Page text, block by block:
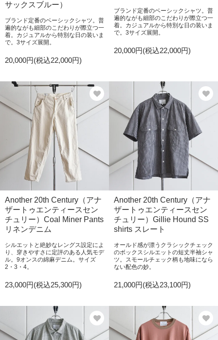
サックスブルー）
ブランド定番のベーシックシャツ。普
遍的ながも細部のこだわりが際立つ一
着。カジュアルから特別な日の装いま
で。3サイズ展開。
20,000円(税込22,000円)
ブランド定番のベーシックシャツ。普
遍的ながも細部のこだわりが際立つ一
着。カジュアルから特別な日の装いま
で。3サイズ展開。
20,000円(税込22,000円)
Another 20th Century（アナ
ザートゥエンティースセン
チュリー）Coal Miner Pants
リネンデニム
シルエットと絶妙なレングス設定によ
り、穿きやすさに定評のある人気モデ
ル。9オンスの綿麻デニム。サイズ
2・3・4。
23,000円(税込25,300円)
Another 20th Century（アナ
ザートゥエンティースセン
チュリー）Gillie Hound SS
shirts スレート
オールド感が漂うクラシックチェック
のボックスシルエットの短丈半袖シャ
ツ。スモールチェック柄も地味になら
ない配色の妙。
21,000円(税込23,100円)